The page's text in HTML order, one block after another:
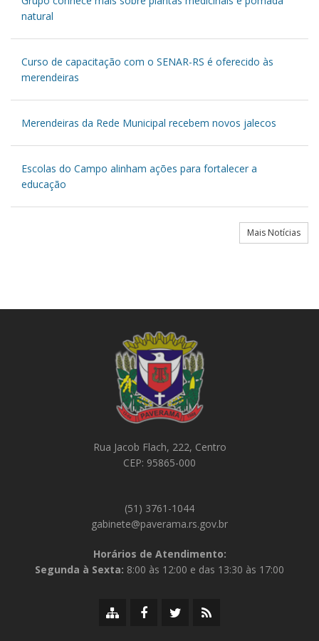
natural
Curso de capacitação com o SENAR-RS é oferecido às
merendeiras
Merendeiras da Rede Municipal recebem novos jalecos
Escolas do Campo alinham ações para fortalecer a
educação
Mais Notícias
Rua Jacob Flach, 222, Centro
CEP: 95865-000
(51) 3761-1044
gabinete@paverama.rs.gov.br
Horários de Atendimento:
Segunda à Sexta: 8:00 às 12:00 e das 13:30 às 17:00
MapaFacebookTwitter/X
RSS